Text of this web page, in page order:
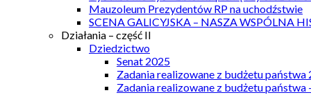
Mauzoleum Prezydentów RP na uchodźstwie
SCENA GALICYJSKA – NASZA WSPÓLNA
Działania – część II
Dziedzictwo
Senat 2025
Zadania realizowane z budżetu państwa
Zadania realizowane z budżetu państwa